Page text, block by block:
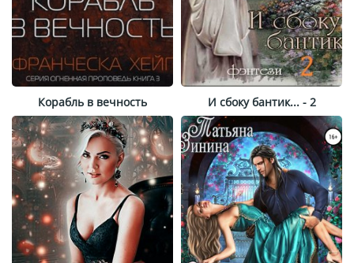
Корабль в вечность И сбоку бантик... - 2